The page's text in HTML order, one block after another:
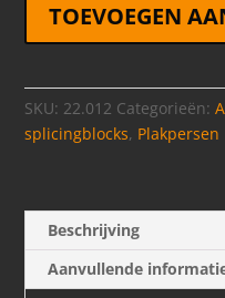
Plakpers
inch
metaal
TOEVOEGEN
SKU: 22.012 Categorieën:
splicingblocks, Plakpersen
Beschrijving
Aanvullende